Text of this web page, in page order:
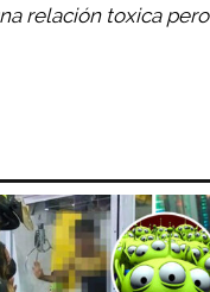
relación toxica